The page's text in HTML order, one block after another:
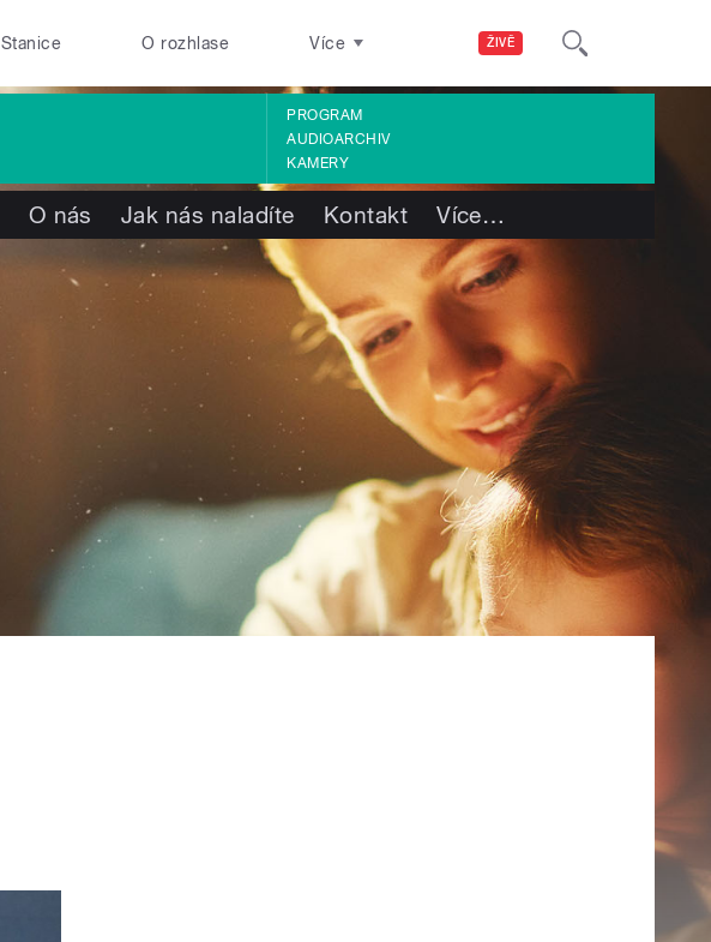
ŽIVĚ
Stanice O rozhlase Více
PROGRAM
AUDIOARCHIV
KAMERY
O nás Jak nás naladíte Kontakt Více…